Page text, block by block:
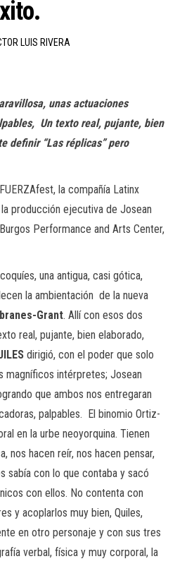
LUIS RIVERA
unas actuaciones
Un texto real, pujante, bien
definir “Las réplicas” pero
la compañía Latinx
producción ejecutiva de Josean
Performance and Arts Center,
una antigua, casi gótica,
la ambientación de la nueva
Grant. Allí con esos dos
real, pujante, bien elaborado,
dirigió, con el poder que solo
magníficos intérpretes; Josean
que ambos nos entregaran
palpables. El binomio Ortiz-
en la urbe neoyorquina. Tienen
nos hacen reír, nos hacen pensar,
sabía con lo que contaba y sacó
con ellos. No contenta con
y acoplarlos muy bien, Quiles,
en otro personaje y con sus tres
verbal, física y muy corporal, la